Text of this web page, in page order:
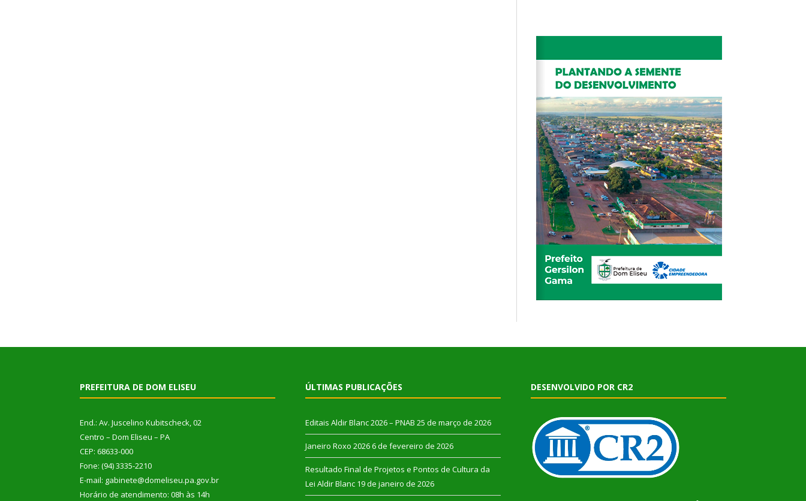
PREFEITURA DE DOM ELISEU
End.: Av. Juscelino Kubitscheck, 02
Centro – Dom Eliseu – PA
CEP: 68633-000
Fone: (94) 3335-2210
E-mail: gabinete@domeliseu.pa.gov.br
Horário de atendimento: 08h às 14h
ÚLTIMAS PUBLICAÇÕES
Editais Aldir Blanc 2026 – PNAB 25 de março de 2026
Janeiro Roxo 2026 6 de fevereiro de 2026
Resultado Final de Projetos e Pontos de Cultura da
Lei Aldir Blanc 19 de janeiro de 2026
DESENVOLVIDO POR CR2